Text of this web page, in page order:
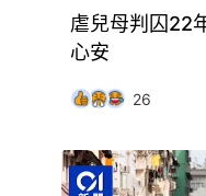
虐兒母判囚22
心安
26